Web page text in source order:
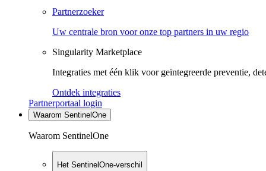
Partnerzoeker
Uw centrale bron voor onze top partners in uw regio
Singularity Marketplace
Integraties met één klik voor geïntegreerde preventie,
Ontdek integraties
Partnerportaal login
Waarom SentinelOne
Waarom SentinelOne
Het SentinelOne-verschil